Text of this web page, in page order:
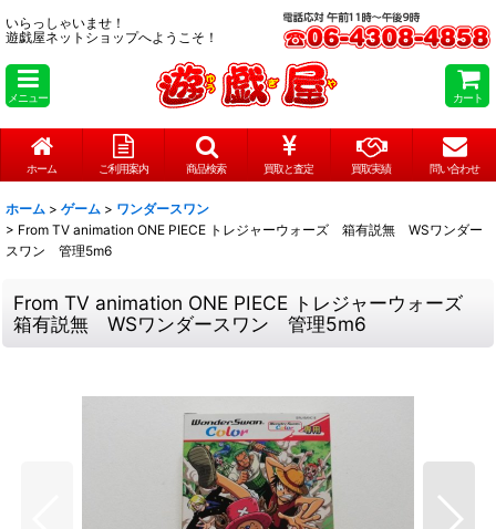
いらっしゃいませ！
遊戯屋ネットショップへようこそ！
メニュー カート
ホーム ご利用案内 商品検索 買取と査定 買取実績 問い合わせ
ホーム > ゲーム > ワンダースワン
> From TV animation ONE PIECE トレジャーウォーズ 箱有説無 WSワンダー
スワン 管理5m6
From TV animation ONE PIECE トレジャーウォーズ
箱有説無 WSワンダースワン 管理5m6